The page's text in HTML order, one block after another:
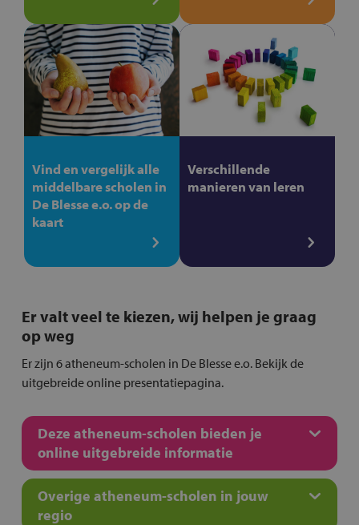
Vind en vergelijk alle
middelbare scholen in
De Blesse e.o. op de
kaart
Verschillende
manieren van leren
Er valt veel te kiezen, wij helpen je graag
op weg
Er zijn 6 atheneum-scholen in De Blesse e.o. Bekijk de
uitgebreide online presentatiepagina.
Deze atheneum-scholen bieden je
online uitgebreide informatie
Overige atheneum-scholen in jouw
regio